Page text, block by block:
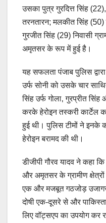
उसका पुत्र गुरदित्त सिंह (22),
तरनतारन; मलकीत सिंह (50)
गुरजीत सिंह (29) निवासी
अमृतसर के रूप में हुई है।
यह सफलता पंजाब पुलिस
उर्फ सोनी को उसके चार
सिंह उर्फ गोला, गुरप्रीत
करके हेरोइन तस्करी कार्टेल
हुई थी। पुलिस टीमों ने इनके
हेरोइन बरामद की थी।
डीजीपी गौरव यादव ने कहा
और अमृतसर के ग्रामीण
एक और मजबूत गठजोड़
दोषी एक-दूसरे से और
लिए वॉट्सएप का उपयोग कर